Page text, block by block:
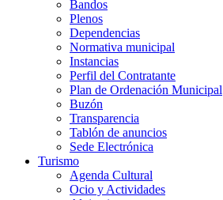
Bandos
Plenos
Dependencias
Normativa municipal
Instancias
Perfil del Contratante
Plan de Ordenación Municipal
Buzón
Transparencia
Tablón de anuncios
Sede Electrónica
Turismo
Agenda Cultural
Ocio y Actividades